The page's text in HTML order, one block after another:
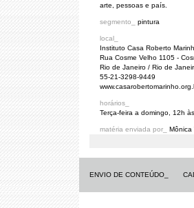
arte, pessoas e país.
segmento_ pintura
local_
Instituto Casa Roberto
Rua Cosme Velho 1105 -
Rio de Janeiro / Rio de
55-21-3298-9449
horários_
Terça-feira a domingo, 12h
matéria enviada por_ Mônica
ENVIO DE CONTEÚDO_